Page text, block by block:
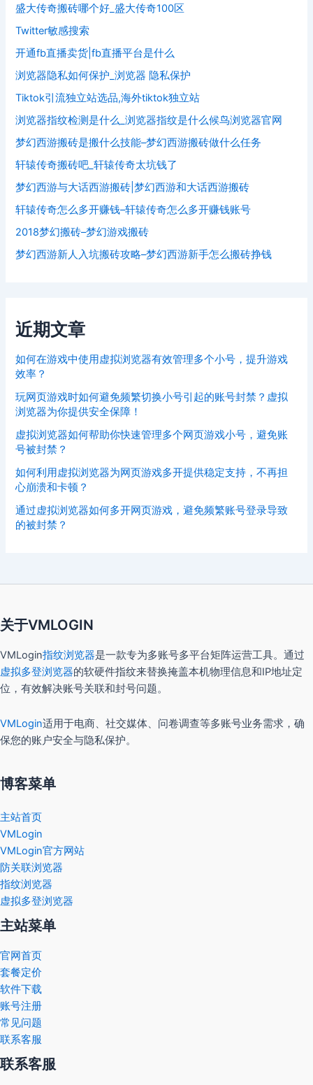
盛大传奇搬砖哪个好_盛大传奇100区
Twitter敏感搜索
开通fb直播卖货|fb直播平台是什么
浏览器隐私如何保护_浏览器 隐私保护
Tiktok引流独立站选品,海外tiktok独立站
浏览器指纹检测是什么_浏览器指纹是什么候鸟浏览器官网
梦幻西游搬砖是搬什么技能–梦幻西游搬砖做什么任务
轩辕传奇搬砖吧_轩辕传奇太坑钱了
梦幻西游与大话西游搬砖|梦幻西游和大话西游搬砖
轩辕传奇怎么多开赚钱–轩辕传奇怎么多开赚钱账号
2018梦幻搬砖–梦幻游戏搬砖
梦幻西游新人入坑搬砖攻略–梦幻西游新手怎么搬砖挣钱
近期文章
如何在游戏中使用虚拟浏览器有效管理多个小号，提升游戏
效率？
玩网页游戏时如何避免频繁切换小号引起的账号封禁？虚拟
浏览器为你提供安全保障！
虚拟浏览器如何帮助你快速管理多个网页游戏小号，避免账
号被封禁？
如何利用虚拟浏览器为网页游戏多开提供稳定支持，不再担
心崩溃和卡顿？
通过虚拟浏览器如何多开网页游戏，避免频繁账号登录导致
的被封禁？
关于VMLOGIN
VMLogin指纹浏览器是一款专为多账号多平台矩阵运营工具。通过
虚拟多登浏览器的软硬件指纹来替换掩盖本机物理信息和IP地址定
位，有效解决账号关联和封号问题。
VMLogin适用于电商、社交媒体、问卷调查等多账号业务需求，确
保您的账户安全与隐私保护。
博客菜单
主站首页
VMLogin
VMLogin官方网站
防关联浏览器
指纹浏览器
虚拟多登浏览器
主站菜单
官网首页
套餐定价
软件下载
账号注册
常见问题
联系客服
联系客服